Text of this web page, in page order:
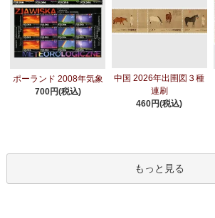
ポーランド 2008年気象
700円(税込)
中国 2026年出圉図３種
連刷
460円(税込)
もっと見る